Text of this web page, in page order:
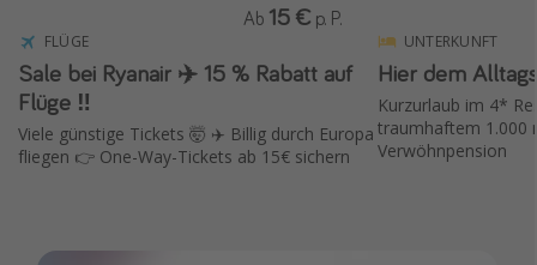
FLÜGE
Sale bei Ryanair ✈️ 15 % Rabatt auf
Flüge ‼️
Viele günstige Tickets 🤯 ✈️ Billig durch Europa
fliegen 👉 One-Way-Tickets ab 15€ sichern
Ab 15 € p. P.
UNTERKUNFT
Hier dem
Kurzurlaub im 4*
traumhaftem 1.000
Verwöhnpension